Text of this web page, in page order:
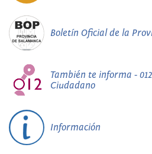
Boletín Oficial de la
También te informa -
Ciudadano
Información